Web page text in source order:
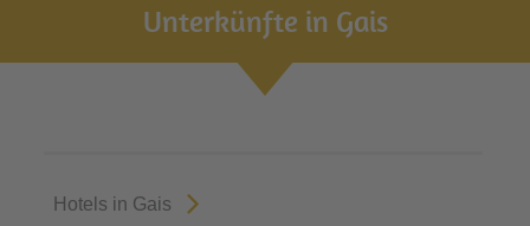
Unterkünfte in Gais
Hotels in Gais